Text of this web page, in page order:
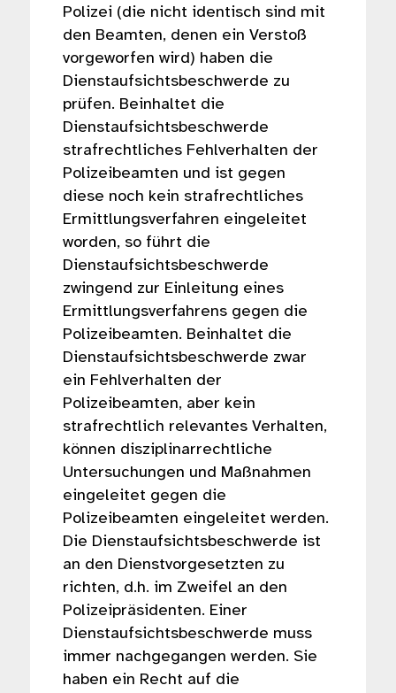
Polizei (die nicht identisch sind mit
den Beamten, denen ein Verstoß
vorgeworfen wird) haben die
Dienstaufsichtsbeschwerde zu
prüfen. Beinhaltet die
Dienstaufsichtsbeschwerde
strafrechtliches Fehlverhalten der
Polizeibeamten und ist gegen
diese noch kein strafrechtliches
Ermittlungsverfahren eingeleitet
worden, so führt die
Dienstaufsichtsbeschwerde
zwingend zur Einleitung eines
Ermittlungsverfahrens gegen die
Polizeibeamten. Beinhaltet die
Dienstaufsichtsbeschwerde zwar
ein Fehlverhalten der
Polizeibeamten, aber kein
strafrechtlich relevantes Verhalten,
können disziplinarrechtliche
Untersuchungen und Maßnahmen
eingeleitet gegen die
Polizeibeamten eingeleitet werden.
Die Dienstaufsichtsbeschwerde ist
an den Dienstvorgesetzten zu
richten, d.h. im Zweifel an den
Polizeipräsidenten. Einer
Dienstaufsichtsbeschwerde muss
immer nachgegangen werden. Sie
haben ein Recht auf die